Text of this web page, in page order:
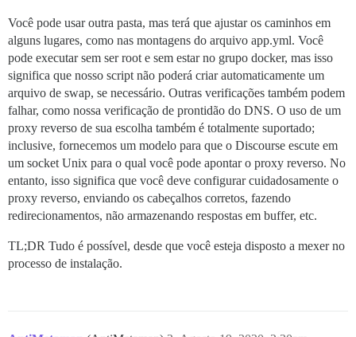
Você pode usar outra pasta, mas terá que ajustar os caminhos em
alguns lugares, como nas montagens do arquivo app.yml. Você
pode executar sem ser root e sem estar no grupo docker, mas isso
significa que nosso script não poderá criar automaticamente um
arquivo de swap, se necessário. Outras verificações também podem
falhar, como nossa verificação de prontidão do DNS. O uso de um
proxy reverso de sua escolha também é totalmente suportado;
inclusive, fornecemos um modelo para que o Discourse escute em
um socket Unix para o qual você pode apontar o proxy reverso. No
entanto, isso significa que você deve configurar cuidadosamente o
proxy reverso, enviando os cabeçalhos corretos, fazendo
redirecionamentos, não armazenando respostas em buffer, etc.
TL;DR Tudo é possível, desde que você esteja disposto a mexer no
processo de instalação.